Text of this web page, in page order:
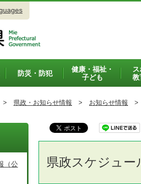
防災・防犯
健康・福祉・
子ども
教
> 県政・お知らせ情報 > お知らせ情報 >
県政スケジュー
（公